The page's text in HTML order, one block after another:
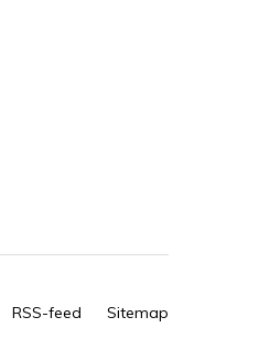
RSS-feed Sitemap